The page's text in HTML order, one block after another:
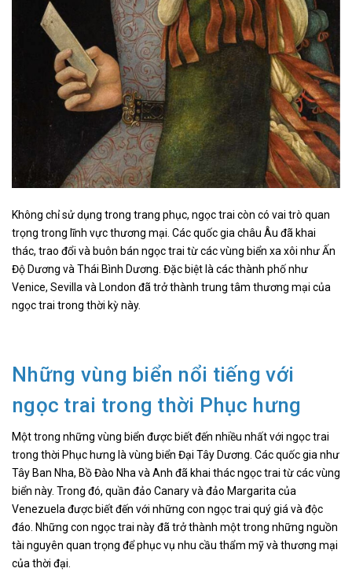
Không chỉ sử dụng trong trang phục, ngọc trai còn có vai trò quan
trọng trong lĩnh vực thương mại. Các quốc gia châu Âu đã khai
thác, trao đổi và buôn bán ngọc trai từ các vùng biển xa xôi như Ấn
Độ Dương và Thái Bình Dương. Đặc biệt là các thành phố như
Venice, Sevilla và London đã trở thành trung tâm thương mại của
ngọc trai trong thời kỳ này.
Những vùng biển nổi tiếng với
ngọc trai trong thời Phục hưng
Một trong những vùng biển được biết đến nhiều nhất với ngọc trai
trong thời Phục hưng là vùng biển Đại Tây Dương. Các quốc gia như
Tây Ban Nha, Bồ Đào Nha và Anh đã khai thác ngọc trai từ các vùng
biển này. Trong đó, quần đảo Canary và đảo Margarita của
Venezuela được biết đến với những con ngọc trai quý giá và độc
đáo. Những con ngọc trai này đã trở thành một trong những nguồn
tài nguyên quan trọng để phục vụ nhu cầu thẩm mỹ và thương mại
của thời đại.